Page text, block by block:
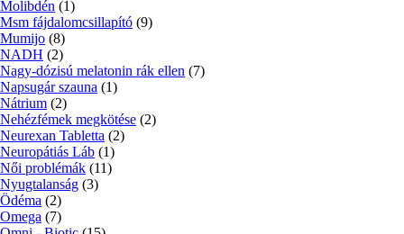
Molibdén (1)
Msm fájdalomcsillapító (9)
Mumijo (8)
NADH (2)
Nagy-dózisú melatonin rák ellen (7)
Napsugár szauna (1)
Nátrium (2)
Nehézfémek megkötése (2)
Neurexan Tabletta (2)
Neuropátiás Láb (1)
Női problémák (11)
Nyugtalanság (3)
Ödéma (2)
Omega (7)